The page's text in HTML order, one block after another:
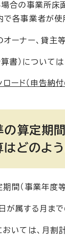
の事業所床面
で各事業者が
ーナー、貸主
書）について
ード（申告納付
定期間
はどのよ
（事業年度等
が属する月ま
おいては、月割